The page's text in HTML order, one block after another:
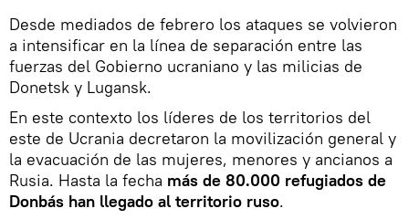
Desde mediados de febrero los ataques se volvieron
a intensificar en la línea de separación entre las
fuerzas del Gobierno ucraniano y las milicias de
Donetsk y Lugansk.
En este contexto los líderes de los territorios del
este de Ucrania decretaron la movilización general y
la evacuación de las mujeres, menores y ancianos a
Rusia. Hasta la fecha más de 80.000 refugiados de
Donbás han llegado al territorio ruso.